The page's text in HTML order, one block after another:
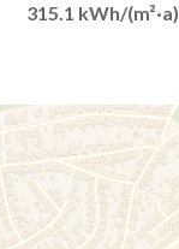
315.1 kWh/(m²·a)